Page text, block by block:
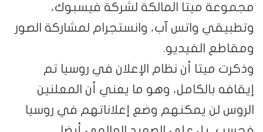
مجموعة ميتا المالكة لشركة فيسبوك،
وتطبيقي واتس آب، وانستجرام لمشاركة الصور
ومقاطع الفيديو.
وذكرت ميتا أن نظام الإعلان في روسيا تم
إيقافه بالكامل، وهو ما يعني أن المعلنين
الروس لن يمكنهم وضع إعلاناتهم في روسيا